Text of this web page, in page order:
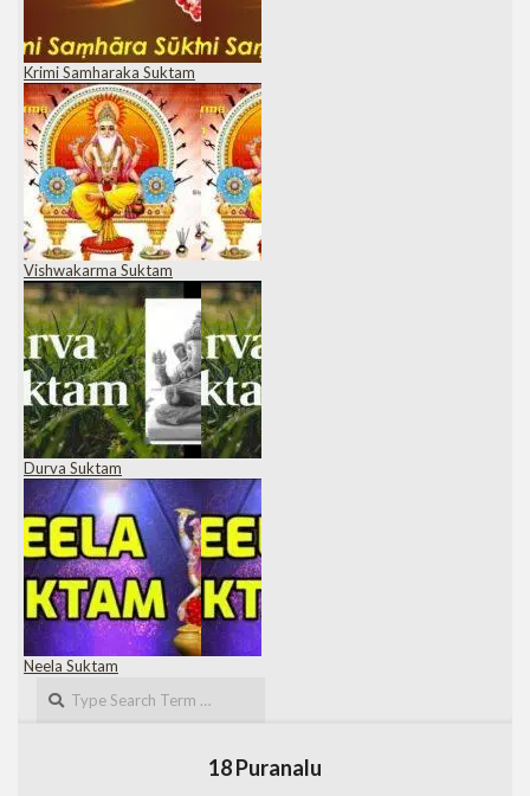
Krimi Samharaka Suktam
Vishwakarma Suktam
Durva Suktam
Neela Suktam
18 Puranalu